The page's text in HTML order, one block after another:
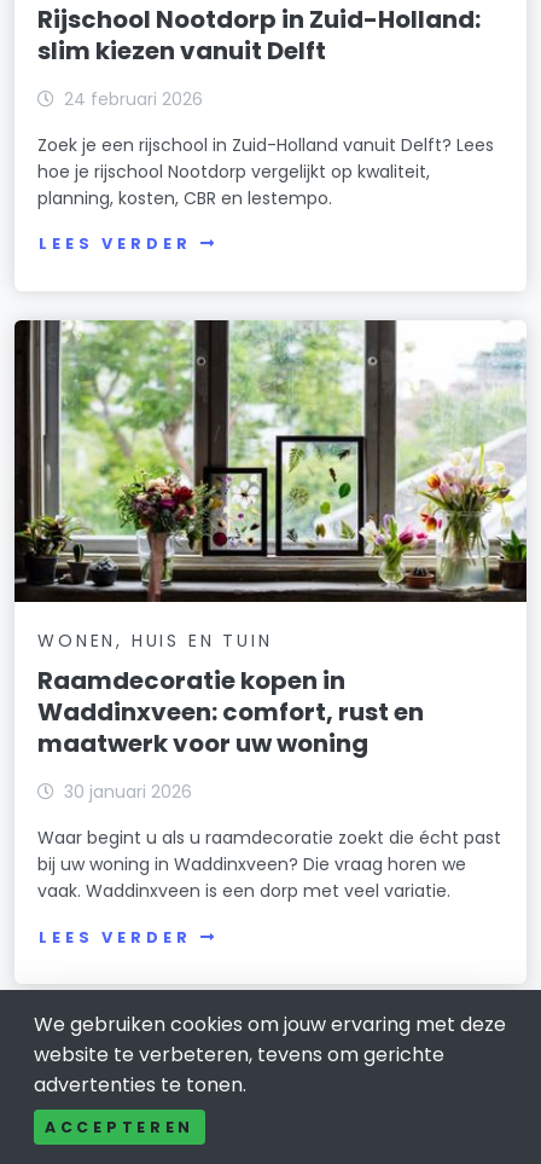
Rijschool Nootdorp in Zuid-Holland:
slim kiezen vanuit Delft
24 februari 2026
Zoek je een rijschool in Zuid-Holland vanuit Delft? Lees
hoe je rijschool Nootdorp vergelijkt op kwaliteit,
planning, kosten, CBR en lestempo.
LEES VERDER
WONEN, HUIS EN TUIN
Raamdecoratie kopen in
Waddinxveen: comfort, rust en
maatwerk voor uw woning
30 januari 2026
Waar begint u als u raamdecoratie zoekt die écht past
bij uw woning in Waddinxveen? Die vraag horen we
vaak. Waddinxveen is een dorp met veel variatie.
LEES VERDER
We gebruiken cookies om jouw ervaring met deze
website te verbeteren, tevens om gerichte
advertenties te tonen.
ACCEPTEREN